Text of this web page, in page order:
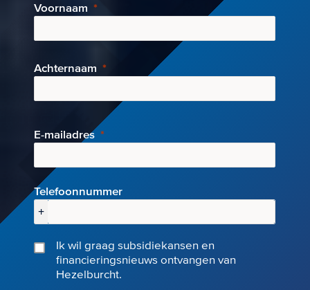
Voornaam
Achternaam
E-mailadres
Telefoonnummer
+
Ik wil graag subsidiekansen en
financieringsnieuws ontvangen van
Hezelburcht.